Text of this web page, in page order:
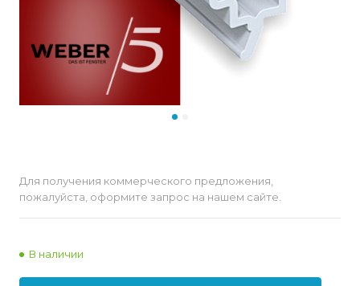
Для получения коммерческого предложения,
пожалуйста, оформите запрос на нашем сайте.
В наличии